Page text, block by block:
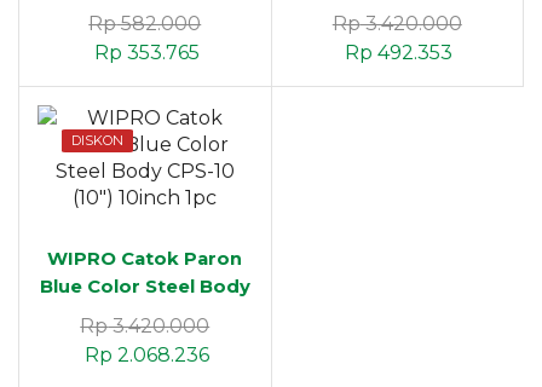
CPS-03 (3″) 3inch 1pc
Rp582.000
Rp 353.765
CPS-04 (4″) 4inch 1pc
Rp3.420.000
Rp 492.353
DISKON
WIPRO Catok Paron
Blue Color Steel Body
CPS-10 (10″) 10inch
1pc
Rp3.420.000
Rp 2.068.236